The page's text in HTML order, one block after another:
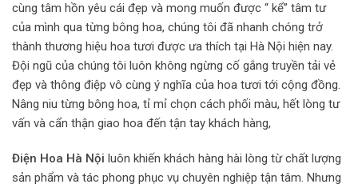
cùng tâm hồn yêu cái đẹp và mong muốn được “ kể” tâm tư
của mình qua từng bông hoa, chúng tôi đã nhanh chóng trở
thành thương hiệu hoa tươi được ưa thích tại Hà Nội hiện nay.
Đội ngũ của chúng tôi luôn không ngừng cố gắng truyền tải vẻ
đẹp và thông điệp vô cùng ý nghĩa của hoa tươi tới cộng đồng.
Nâng niu từng bông hoa, tỉ mỉ chọn cách phối màu, hết lòng tư
vấn và cẩn thận giao hoa đến tận tay khách hàng,
Điện Hoa Hà Nội luôn khiến khách hàng hài lòng từ chất lượng
sản phẩm và tác phong phục vụ chuyên nghiệp tận tâm. Nhưng